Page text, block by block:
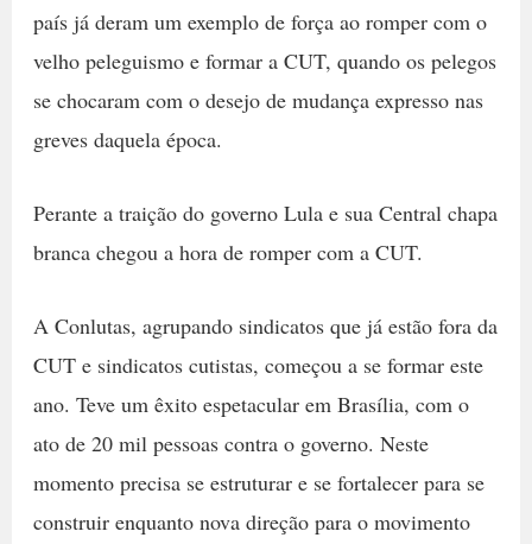
país já deram um exemplo de força ao romper com o
velho peleguismo e formar a CUT, quando os pelegos
se chocaram com o desejo de mudança expresso nas
greves daquela época.
Perante a traição do governo Lula e sua Central chapa
branca chegou a hora de romper com a CUT.
A Conlutas, agrupando sindicatos que já estão fora da
CUT e sindicatos cutistas, começou a se formar este
ano. Teve um êxito espetacular em Brasília, com o
ato de 20 mil pessoas contra o governo. Neste
momento precisa se estruturar e se fortalecer para se
construir enquanto nova direção para o movimento